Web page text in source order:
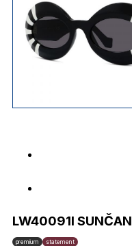
LW40091I
premium statement